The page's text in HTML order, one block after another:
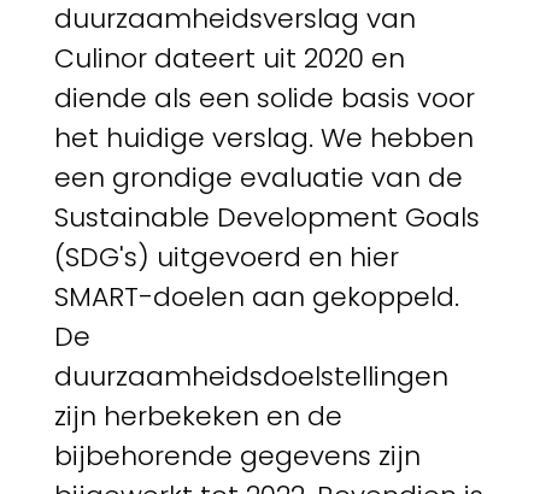
duurzaamheidsverslag van
Culinor dateert uit 2020 en
diende als een solide basis voor
het huidige verslag. We hebben
een grondige evaluatie van de
Sustainable Development Goals
(SDG's) uitgevoerd en hier
SMART-doelen aan gekoppeld.
De
duurzaamheidsdoelstellingen
zijn herbekeken en de
bijbehorende gegevens zijn